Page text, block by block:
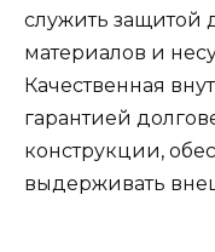
служить защитой
материалов и
Качественная
гарантией
конструкции,
выдерживать